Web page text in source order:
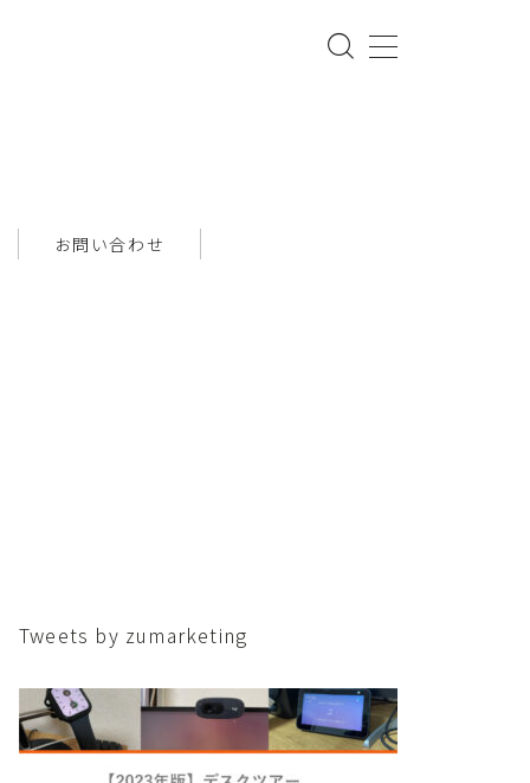
お問い合わせ
Tweets by zumarketing